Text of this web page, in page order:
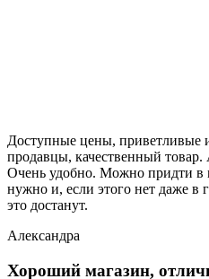
Доступные цены, приветливые
продавцы, качественный товар.
Очень удобно. Можно придти в
нужно и, если этого нет даже в
это достанут.
Александра
Хороший магазин,